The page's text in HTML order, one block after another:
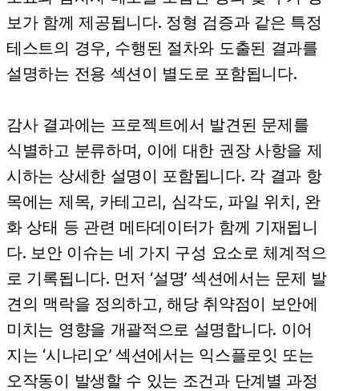
보가 함께 제공됩니다. 정형 검증과 같은 특정
테스트의 경우, 수행된 절차와 도출된 결과를
설명하는 전용 섹션이 별도로 포함됩니다.
감사 결과에는 프로젝트에서 발견된 문제를
식별하고 분류하며, 이에 대한 권장 사항을 제
시하는 상세한 설명이 포함됩니다. 각 결과 항
목에는 제목, 카테고리, 심각도, 파일 위치, 완
화 상태 등 관련 메타데이터가 함께 기재됩니
다. 보안 이슈는 네 가지 구성 요소로 체계적으
로 기록됩니다. 먼저 ‘설명’ 섹션에서는 문제 발
견의 맥락을 정의하고, 해당 취약점이 보안에
미치는 영향을 개괄적으로 설명합니다. 이어
지는 ‘시나리오’ 섹션에서는 익스플로잇 또는
오작동이 발생할 수 있는 조건과 단계별 과정